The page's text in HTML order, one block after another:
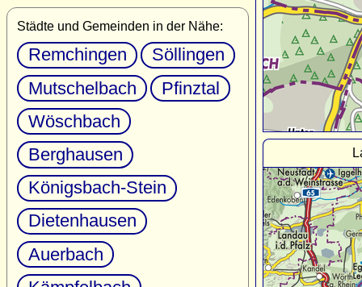
Städte und Gemeinden in der Nähe:
Remchingen
Söllingen
Mutschelbach
Pfinztal
Wöschbach
Berghausen
Königsbach-Stein
Dietenhausen
Auerbach